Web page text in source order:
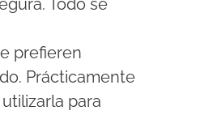
Todo se
prefieren
Prácticamente
para